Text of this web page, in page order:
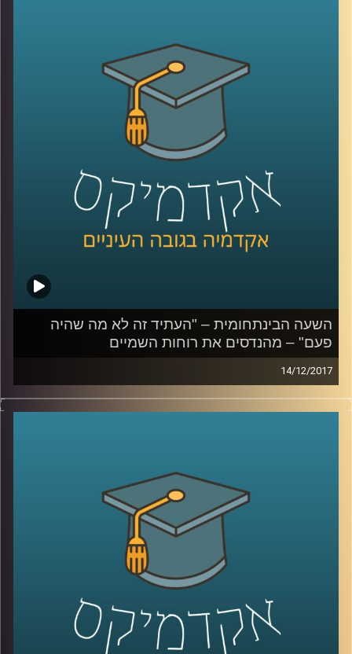
ציבורית, אך לפי האו"ם מאות אלפי בני אדם
משלמים בחייהם כתוצאה מהמשבר הסניטרי
החמור. תמר עקוב על המסע שלה בהודו, שם
חקרה לעומק את הסוגיה ועמדה על פתרונות
אפשריים, וגם כיצד בעיות של שוויון, מגדר,
תרבות ופערים כלכליים משתקפים בבתי
השימוש שלנו .
AudioVersity
השעה הבינתחומית – "העתיד זה לא מה שהיה
פעם" – מהנדסים את רוחות השמיים
14/12/2017
כשהמלחמה בהתחממות הגלובלית לא בהכרח
הארץ. פרופסור יואב יאיר על המיזמים הנועזים
והמגלומניים ביותר בתחום. החל מצביעת
הכבישים והמדרכות בלבן דרך דישון
האוקיינוסים ועד זריעת נחילים של לווינים בחלל
שישמשו כתריס מבוקר מפני קרני השמש
קרדיט תמונות: AudioVersity